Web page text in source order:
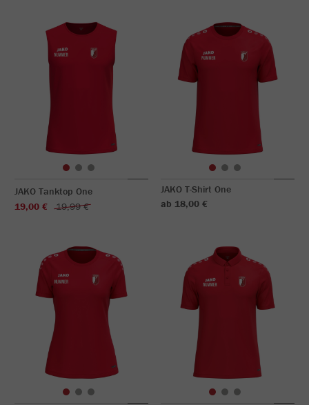
JAKO Tanktop One
19,00 €
19,99 €
JAKO T-Shirt One
ab 18,00 €